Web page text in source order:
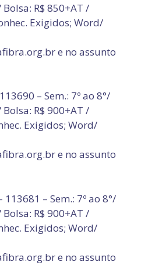
R$ 850+AT /
Exigidos; Word/
e no assunto
– Sem.: 7º ao 8°/
R$ 900+AT /
Exigidos; Word/
e no assunto
– Sem.: 7º ao 8°/
R$ 900+AT /
Exigidos; Word/
e no assunto